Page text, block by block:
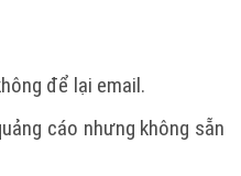
để lại email.
cáo nhưng không sẵn